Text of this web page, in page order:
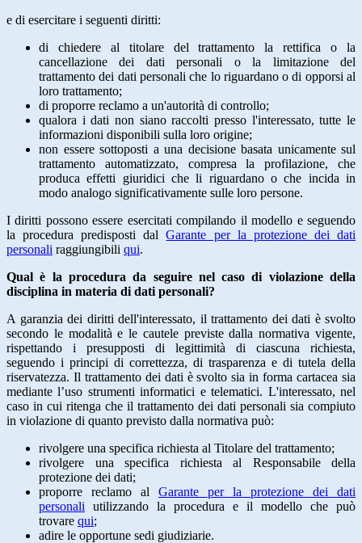
e di esercitare i seguenti diritti:
di chiedere al titolare del trattamento la rettifica o la
cancellazione dei dati personali o la limitazione del
trattamento dei dati personali che lo riguardano o di opporsi al
loro trattamento;
di proporre reclamo a un'autorità di controllo;
qualora i dati non siano raccolti presso l'interessato, tutte le
informazioni disponibili sulla loro origine;
non essere sottoposti a una decisione basata unicamente sul
trattamento automatizzato, compresa la profilazione, che
produca effetti giuridici che li riguardano o che incida in
modo analogo significativamente sulle loro persone.
I diritti possono essere esercitati compilando il modello e seguendo
la procedura predisposti dal
Garante per la protezione dei dati
personali raggiungibili qui.
Qual è la procedura da seguire nel caso di violazione della
disciplina in materia di dati personali?
A garanzia dei diritti dell'interessato, il trattamento dei dati è svolto
secondo le modalità e le cautele previste dalla normativa vigente,
rispettando i presupposti di legittimità di ciascuna richiesta,
seguendo i principi di correttezza, di trasparenza e di tutela della
riservatezza. Il trattamento dei dati è svolto sia in forma cartacea sia
mediante l’uso strumenti informatici e telematici. L'interessato, nel
caso in cui ritenga che il trattamento dei dati personali sia compiuto
in violazione di quanto previsto dalla normativa può:
rivolgere una specifica richiesta al Titolare del trattamento;
rivolgere una specifica richiesta al Responsabile della
protezione dei dati;
proporre reclamo al Garante per la protezione dei dati
personali utilizzando la procedura e il modello che può
trovare qui;
adire le opportune sedi giudiziarie.